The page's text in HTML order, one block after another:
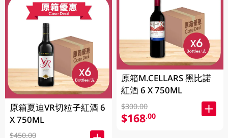
原箱夏迪VR切粒子紅酒 6
X 750ML
$450.00
原箱M.CELLARS 黑比諾
紅酒 6 X 750ML
$300.00
$168.00